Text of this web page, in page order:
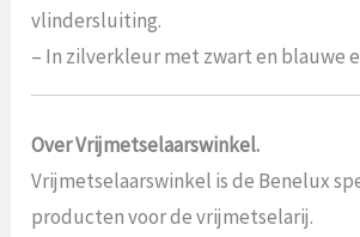
vlindersluiting.
– In zilverkleur met zwart en blauwe
Over Vrijmetselaarswinkel.
Vrijmetselaarswinkel is de Benelux
producten voor de vrijmetselarij.